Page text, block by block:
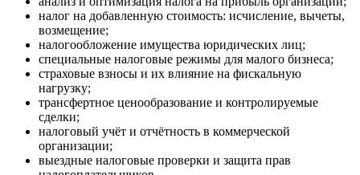
налог на добавленную стоимость: исчисление, вычеты,
возмещение;
налогообложение имущества юридических лиц;
специальные налоговые режимы для малого бизнеса;
страховые взносы и их влияние на фискальную
нагрузку;
трансфертное ценообразование и контролируемые
сделки;
налоговый учёт и отчётность в коммерческой
организации;
выездные налоговые проверки и защита прав